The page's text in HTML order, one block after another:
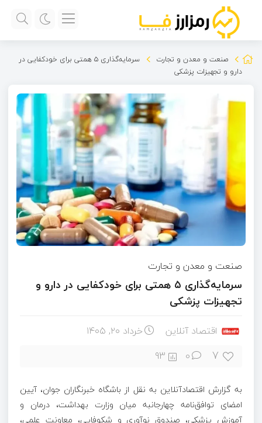
صنعت و معدن و تجارت
سرمایه‌گذاری ۵ همتی برای خودکفایی در
دارو و تجهیزات پزشکی
صنعت و معدن و تجارت
سرمایه‌گذاری ۵ همتی برای خودکفایی در دارو و
تجهیزات پزشکی
اقتصاد آنلاین خرداد ۲۰, ۱۴۰۵
7
0
93
به گزارش اقتصادآنلاین به نقل از باشگاه خبرنگاران جوان، آیین
امضای توافق‌نامه چهارجانبه میان وزارت بهداشت، درمان و
آموزش پزشکی، صندوق نوآوری و شکوفایی، معاونت علمی،